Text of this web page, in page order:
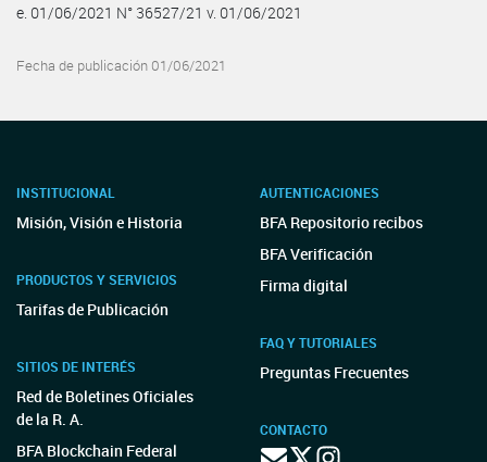
e. 01/06/2021 N° 36527/21 v. 01/06/2021
Fecha de publicación 01/06/2021
INSTITUCIONAL
Misión, Visión e Historia
PRODUCTOS Y SERVICIOS
Tarifas de Publicación
SITIOS DE INTERÉS
Red de Boletines Oficiales
de la R. A.
BFA Blockchain Federal
AUTENTICACIONES
BFA Repositorio recibos
BFA Verificación
Firma digital
FAQ Y TUTORIALES
Preguntas Frecuentes
CONTACTO